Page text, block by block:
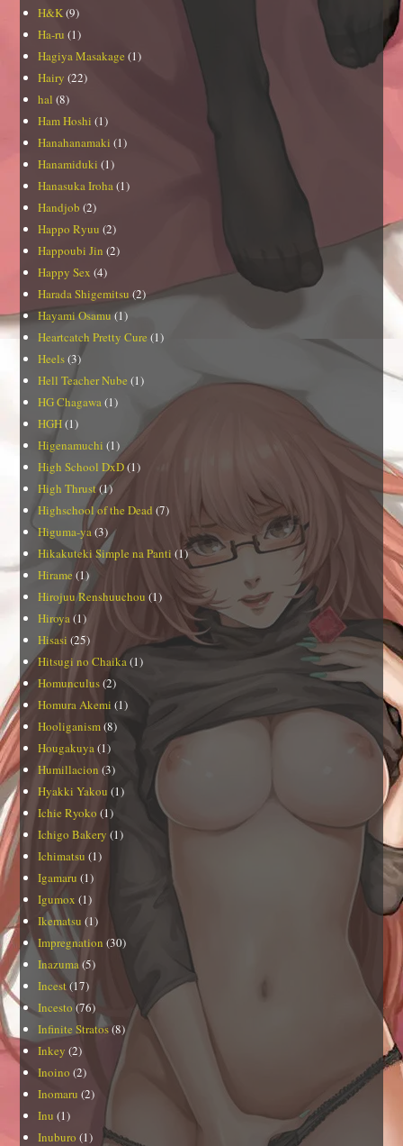
H&K(9)
Ha-ru (1)
Hagiya Masakage (1)
Hairy (22)
hal (8)
Ham Hoshi (1)
Hanahanamaki (1)
Hanamiduki (1)
Hanasuka Iroha (1)
Handjob (2)
Happo Ryuu (2)
Happoubi Jin (2)
Happy Sex (4)
Harada Shigemitsu (2)
Hayami Osamu (1)
Heartcatch Pretty Cure (1)
Heels(3)
Hell Teacher Nube (1)
HG Chagawa (1)
HGH(1)
Higenamuchi (1)
High School DxD(1)
High Thrust(1)
Highschool of the Dead (7)
Higuma-ya (3)
Hikakuteki Simple na Panti (1)
Hirame (1)
Hirojuu Renshuuchou (1)
Hiroya (1)
Hisasi (25)
Hitsugi no Chaika (1)
Homunculus(2)
Homura Akemi (1)
Hooliganism(8)
Hougakuya (1)
Humillacion (3)
Hyakki Yakou (1)
Ichie Ryoko (1)
Ichigo Bakery (1)
Ichimatsu (1)
Igamaru (1)
Igumox (1)
Ikematsu (1)
Impregnation (30)
Inazuma (5)
Incest(17)
Incesto (76)
Infinite Stratos(8)
Inkey (2)
Inoino (2)
Inomaru (2)
Inu (1)
Inuburo (1)